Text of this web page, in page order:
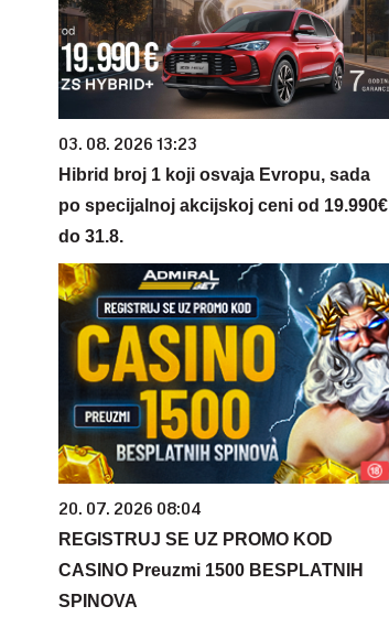
03. 08. 2026 13:23
Hibrid broj 1 koji osvaja Evropu, sada
po specijalnoj akcijskoj ceni od 19.990€
do 31.8.
20. 07. 2026 08:04
REGISTRUJ SE UZ PROMO KOD
CASINO Preuzmi 1500 BESPLATNIH
SPINOVA